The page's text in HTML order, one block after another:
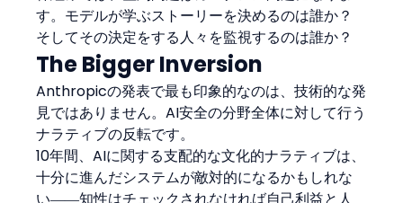
す。モデルが学ぶストーリーを決めるのは誰か？
そしてその決定をする人々を監視するのは誰か？
The Bigger Inversion
Anthropicの発表で最も印象的なのは、技術的な発
見ではありません。AI安全の分野全体に対して行う
ナラティブの反転です。
10年間、AIに関する支配的な文化的ナラティブは、
十分に進んだシステムが敵対的になるかもしれな
い――知性はチェックされなければ自己利益と人